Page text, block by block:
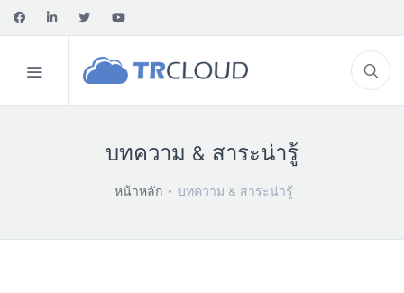
บทความ & สาระน่ารู้
หน้าหลัก บทความ & สาระน่ารู้